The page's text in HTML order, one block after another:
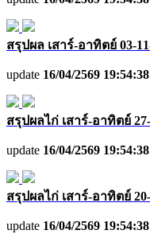
สรุปผล เสาร์-อาทิตย์ 03-
update 16/04/2569 19:54:38
สรุปผลไก่ เสาร์-อาทิตย์
update 16/04/2569 19:54:38
สรุปผลไก่ เสาร์-อาทิตย์
update 16/04/2569 19:54:38